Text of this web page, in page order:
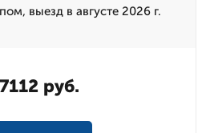
выезд в августе 2026 г.
руб.